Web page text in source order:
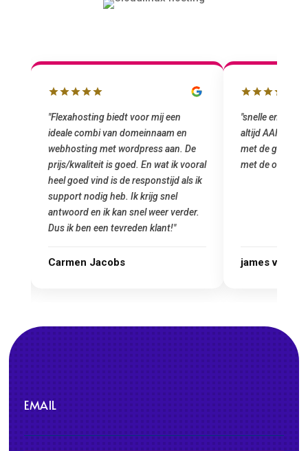
"snelle en vriendelijke service. staat
altijd AAN (: fijne prijzen vergeleken
met de grote jongens en dus nu al blij
met de overstap!"
james van oranje
"Top service. Ik
het installeren
was meteen
gemaakt. Top
Marcel Thijs
EMAIL